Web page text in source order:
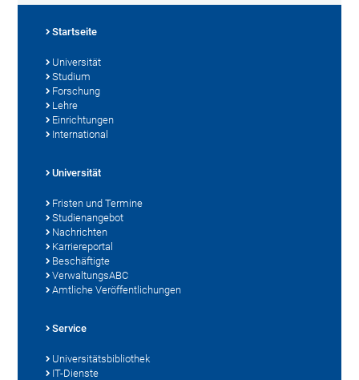
Startseite
Universität
Studium
Forschung
Lehre
Einrichtungen
International
Universität
Fristen und Termine
Studienangebot
Nachrichten
Karriereportal
Beschäftigte
VerwaltungsABC
Amtliche Veröffentlichungen
Service
Universitätsbibliothek
IT-Dienste